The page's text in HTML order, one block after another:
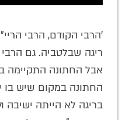
'הרבי הקודם, הרבי
ריגה שבלטביה. גם
אבל החתונה התקיימה
החתונה במקום שיש בו
בריגה לא הייתה ישיבה